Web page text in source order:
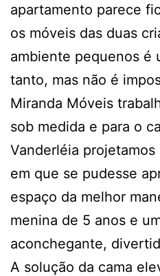
apartamento parece
os móveis das duas
ambiente pequenos é
tanto, mas não é
Miranda Móveis
sob medida e para o
Vanderléia
em que se pudesse
espaço da melhor
menina de 5 anos e
aconchegante,
A solução da cama